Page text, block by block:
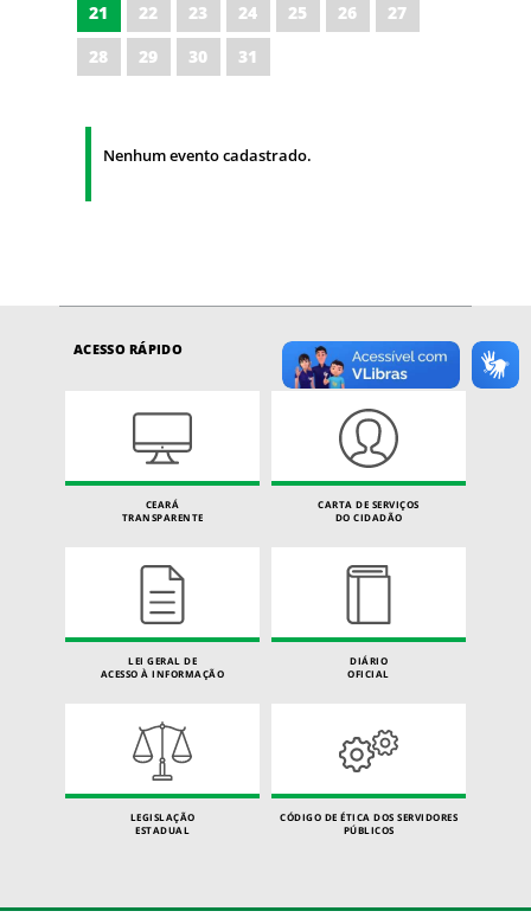
21
22 23 24 25 26
27
28
29 30 31
Nenhum evento cadastrado.
ACESSO RÁPIDO
CEARÁ
TRANSPARENTE
CARTA DE SERVIÇOS
DO CIDADÃO
LEI GERAL DE
ACESSO À INFORMAÇÃO
DIÁRIO
OFICIAL
LEGISLAÇÃO
ESTADUAL
CÓDIGO DE ÉTICA DOS SERVIDORES
PÚBLICOS